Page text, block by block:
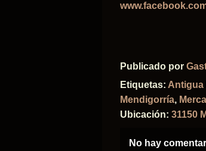
Publicado por
Etiquetas: Antigua
Mendigorría,
Ubicación: 31150
No hay